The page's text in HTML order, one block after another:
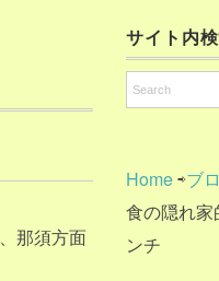
那須方面
サイト内
Home⇨ブ
食の隠れ
ンチ